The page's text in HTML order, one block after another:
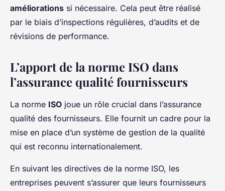
améliorations si nécessaire. Cela peut être réalisé
par le biais d’inspections régulières, d’audits et de
révisions de performance.
L’apport de la norme ISO dans
l’assurance qualité fournisseurs
La norme ISO joue un rôle crucial dans l’assurance
qualité des fournisseurs. Elle fournit un cadre pour la
mise en place d’un système de gestion de la qualité
qui est reconnu internationalement.
En suivant les directives de la norme ISO, les
entreprises peuvent s’assurer que leurs fournisseurs